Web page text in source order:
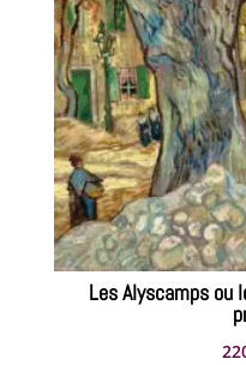
Les Alyscamps ou